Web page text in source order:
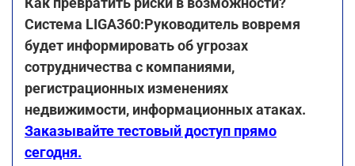
Система LIGA360:Руководитель вовремя
будет информировать об угрозах
сотрудничества с компаниями,
регистрационных изменениях
недвижимости, информационных атаках.
Заказывайте тестовый доступ прямо
сегодня.